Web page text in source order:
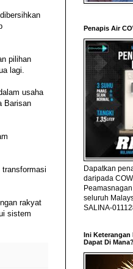
pilihan
lagi.
usaha
Barisan
rakyat
sistem
Penapis Air
Dapatkan
daripada
seluruh
SALINA-
Ini Keterangan
Dapat Di Mana?